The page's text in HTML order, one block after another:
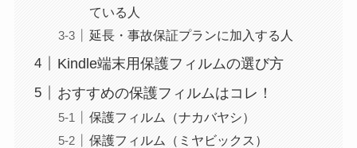
ている人
延長・事故保証プランに加入する人
Kindle端末用保護フィルムの選び方
おすすめの保護フィルムはコレ！
保護フィルム（ナカバヤシ）
保護フィルム（ミヤビックス）